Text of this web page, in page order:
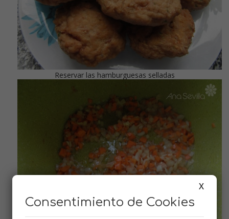
Reservar las hamburguesas selladas
X
Consentimiento de Cookies